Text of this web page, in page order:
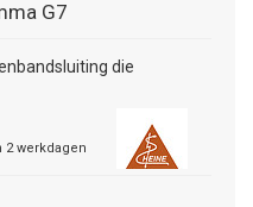
G7
die
2 werkdagen